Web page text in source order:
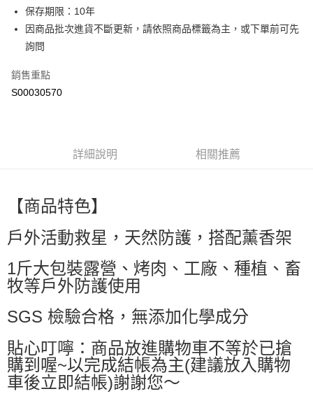
街口支付
全盈+PAY
ATM付款
萊爾富取貨付款
每筆NT$60，滿NT$599(含以上)免運費
付款後萊爾富取貨
每筆NT$60，滿NT$599(含以上)免運費
每筆NT$60，滿NT$599(含以上)免運費
付款後7-11取貨
每筆NT$60，滿NT$599(含以上)免運費
宅配
保存期限：10年
因商品批次進貨不斷更新，請依照商品標籤為主，或下單前可先
詢問
銷售重點
S00030570
詳細說明 相關推薦
【商品特色】
戶外活動救星，天然防護，搭配薰香架
1斤大包裝露營、烤肉、工廠、種植、畜
牧等戶外防護使用
SGS 檢驗合格，無添加化學成分
貼心叮嚀：商品放進購物車不等於已搶
購到喔~以完成結帳為主(建議放入購物
車後立即結帳)謝謝您～